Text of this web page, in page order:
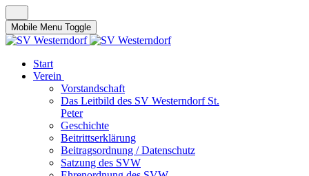
Mobile Menu Toggle
Start
Verein
Vorstandschaft
Das Leitbild des SV Westerndorf St.
Peter
Geschichte
Beitrittserklärung
Beitragsordnung / Datenschutz
Satzung des SVW